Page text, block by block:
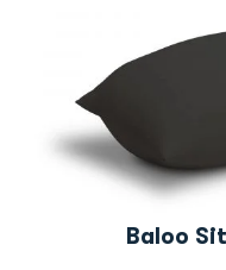
Baloo